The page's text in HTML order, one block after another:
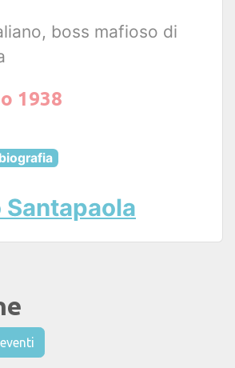
boss mafioso di
1938
Santapaola